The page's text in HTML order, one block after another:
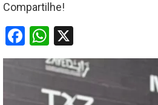
Compartilhe!
F
a
W
h
at
s